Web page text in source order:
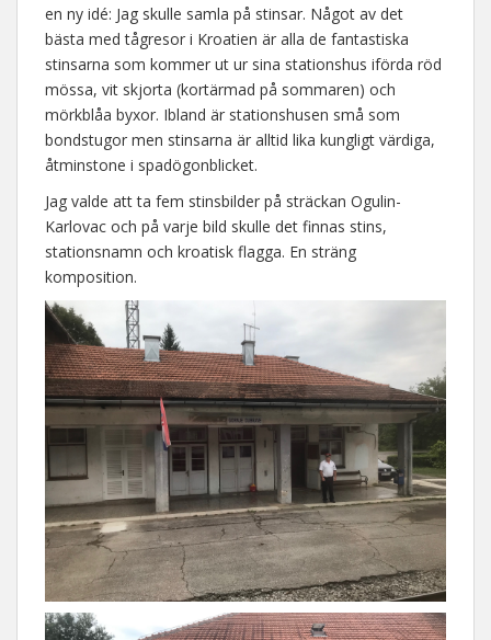
en ny idé: Jag skulle samla på stinsar. Något av det
bästa med tågresor i Kroatien är alla de fantastiska
stinsarna som kommer ut ur sina stationshus iförda röd
mössa, vit skjorta (kortärmad på sommaren) och
mörkblåa byxor. Ibland är stationshusen små som
bondstugor men stinsarna är alltid lika kungligt värdiga,
åtminstone i spadögonblicket.
Jag valde att ta fem stinsbilder på sträckan Ogulin-
Karlovac och på varje bild skulle det finnas stins,
stationsnamn och kroatisk flagga. En sträng
komposition.